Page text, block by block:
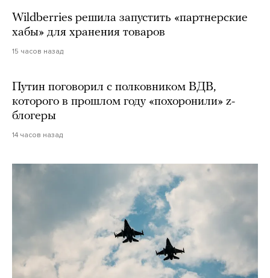
Wildberries решила запустить «партнерские
хабы» для хранения товаров
15 часов назад
Путин поговорил с полковником ВДВ,
которого в прошлом году «похоронили» z-
блогеры
14 часов назад